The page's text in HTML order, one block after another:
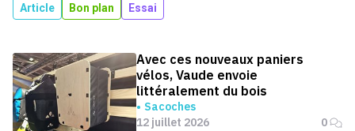
Article Bon plan Essai
Avec ces nouveaux paniers
vélos, Vaude envoie
littéralement du bois
Sacoches
12 juillet 2026
0